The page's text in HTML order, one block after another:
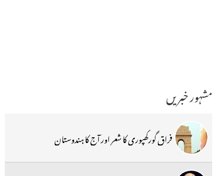
مشہور خبریں
فراق گورکھپوری کا شعر اور آج کا ہندوستان